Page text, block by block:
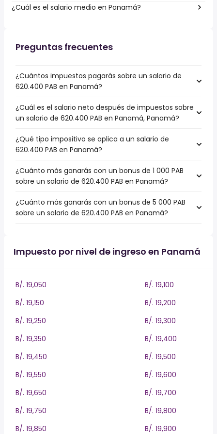
¿Cuál es el salario medio en Panamá?
Preguntas frecuentes
¿Cuántos impuestos pagarás sobre un salario de
620.400 PAB en Panamá?
¿Cuál es el salario neto después de impuestos sobre
un salario de 620.400 PAB en Panamá, Panamá?
¿Qué tipo impositivo se aplica a un salario de
620.400 PAB en Panamá?
¿Cuánto más ganarás con un bonus de 1 000 PAB
sobre un salario de 620.400 PAB en Panamá?
¿Cuánto más ganarás con un bonus de 5 000 PAB
sobre un salario de 620.400 PAB en Panamá?
Impuesto por nivel de ingreso en Panamá
B/. 19,050
B/. 19,100
B/. 19,150
B/. 19,200
B/. 19,250
B/. 19,300
B/. 19,350
B/. 19,400
B/. 19,450
B/. 19,500
B/. 19,550
B/. 19,600
B/. 19,650
B/. 19,700
B/. 19,750
B/. 19,800
B/. 19,850
B/. 19,900